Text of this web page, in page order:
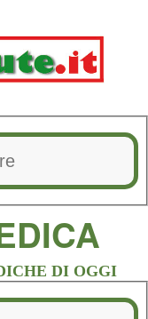
DI OGGI